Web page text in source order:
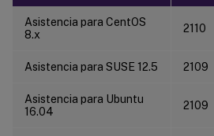
Asistencia para CentOS
8.x
2110
Asistencia para SUSE 12.5 2109
Asistencia para Ubuntu
16.04
2109